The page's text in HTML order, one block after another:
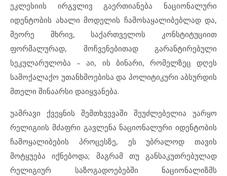
ეკლესიის ირგვლივ გაერთიანება ნაციონალური
იდენტობის ახალი მოდელის ჩამოსაყალიბებლად და,
მეორე მხრივ, საქართველოს კონსტიტუციით
ფორმალურად, მოჩვენებითად გარანტირებული
სეკულარულობა – აი, ის ბინარი, რომელზეც დღეს
სამოქალაქო უთანხმოებისა და პოლიტიკური აბსურდის
მთელი შინაარსი დაიყვანება.
უამრავი ქვეყნის შემთხვევაში შეუძლებელია უარყო
რელიგიის მძაფრი გავლენა ნაციონალური იდენტობის
ჩამოყალიბების პროცესზე, ეს უბრალოდ თავის
მოტყუება იქნებოდა; მაგრამ თუ განსაკუთრებულად
რელიგიურ საზოგადოებებში ნაციონალიზმს